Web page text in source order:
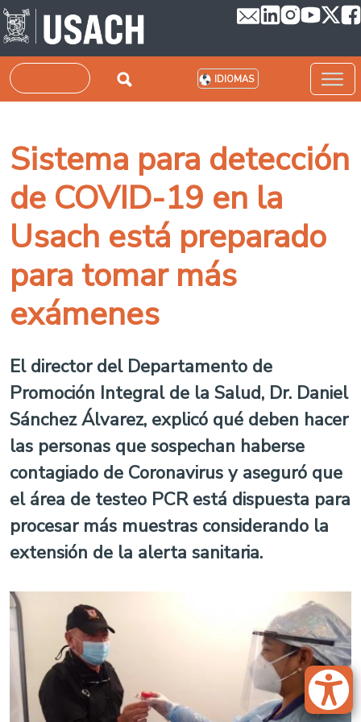
Pasar al contenido principal
Buscar IDIOMAS
Sistema para detección
de COVID-19 en la
Usach está preparado
para tomar más
exámenes
El director del Departamento de
Promoción Integral de la Salud, Dr. Daniel
Sánchez Álvarez, explicó qué deben hacer
las personas que sospechan haberse
contagiado de Coronavirus y aseguró que
el área de testeo PCR está dispuesta para
procesar más muestras considerando la
extensión de la alerta sanitaria.